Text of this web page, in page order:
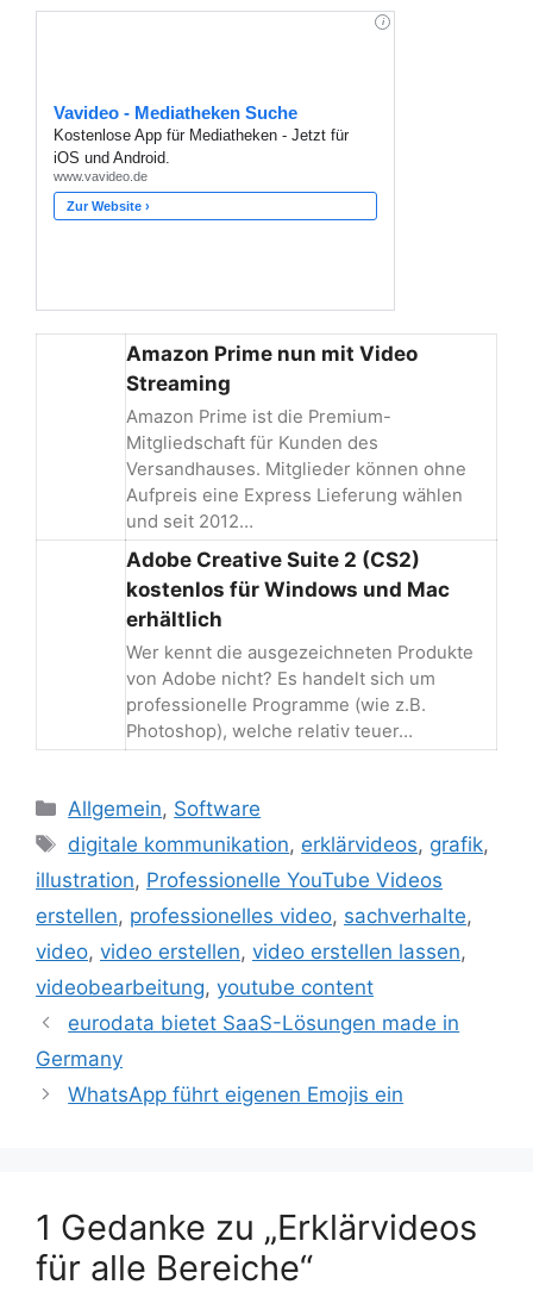
Amazon Prime nun mit Video
Streaming
Amazon Prime ist die Premium-
Mitgliedschaft für Kunden des
Versandhauses. Mitglieder können ohne
Aufpreis eine Express Lieferung wählen
und seit 2012…
Adobe Creative Suite 2 (CS2)
kostenlos für Windows und Mac
erhältlich
Wer kennt die ausgezeichneten Produkte
von Adobe nicht? Es handelt sich um
professionelle Programme (wie z.B.
Photoshop), welche relativ teuer…
Kategorien
Allgemein, Software
Schlagwörter
digitale kommunikation, erklärvideos, grafik,
illustration, Professionelle YouTube Videos
erstellen, professionelles video, sachverhalte,
video, video erstellen, video erstellen lassen,
videobearbeitung, youtube content
Beitrags-
Navigation
eurodata bietet SaaS-Lösungen made in
Germany
WhatsApp führt eigenen Emojis ein
1 Gedanke zu „Erklärvideos
für alle Bereiche“